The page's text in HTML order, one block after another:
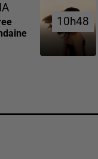
10h48
10h48